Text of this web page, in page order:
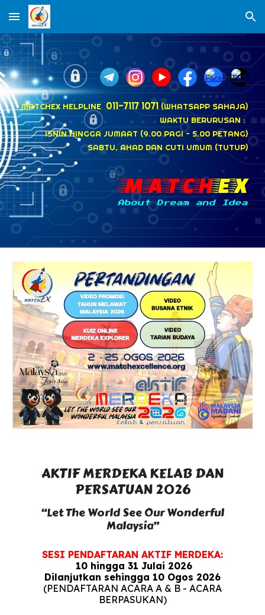
Skip to main content Skip to navigation
MATCHEX HELPLINE 011-7117 1071 (WHATSAPP SAHAJA)
WAKTU BERURUSAN :
ISNIN HINGGA JUMAAT (9.00 PAGI - 5.00 PETANG)
SABTU, AHAD DAN CUTI UMUM (TUTUP)
MATCHEX
About Dream and Idea
AKTIF MERDEKA KELAB DAN
PERSATUAN 2026
“Let The World See Our Wonderful
Malaysia”
SESI PENDAFTARAN AKTIF MERDEKA:
10 hingga 31 Julai 2026
Dilanjutkan sehingga 10 Ogos 2026
(PENDAFTARAN ACARA A & B - ACARA
BERPASUKAN)